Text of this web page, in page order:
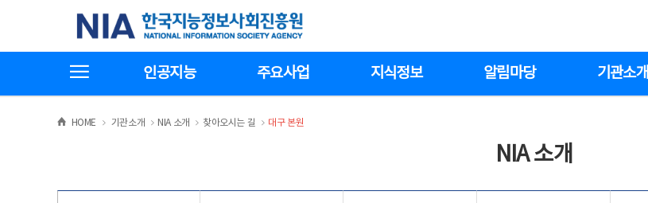
기
한국지능정보사회진흥원
인공지능 주요사업 지식정보 알림마당 기관소개
HOME >
기관소개 >NIA 소개 >
찾아오시는 길 >
대구 본원
NIA 소개